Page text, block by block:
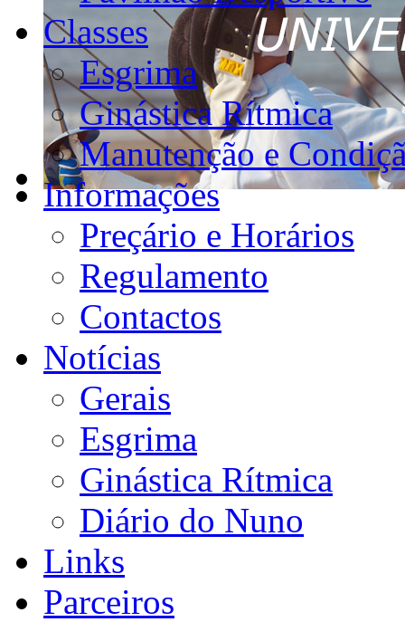
Classes
Esgrima
Ginástica Rítmica
Manutenção e
Informações
Preçário e Horários
Regulamento
Contactos
Notícias
Gerais
Esgrima
Ginástica Rítmica
Diário do Nuno
Links
Parceiros